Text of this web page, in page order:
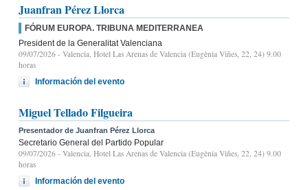
Juanfran Pérez Llorca
FÓRUM EUROPA. TRIBUNA MEDITERRANEA
President de la Generalitat Valenciana
09/07/2026 - Valencia, Hotel Las Arenas de Valencia (Eugènia Viñes, 22, 24) 9.00
horas
Información del evento
Miguel Tellado Filgueira
Presentador de Juanfran Pérez Llorca
Secretario General del Partido Popular
09/07/2026 - Valencia, Hotel Las Arenas de Valencia (Eugènia Viñes, 22, 24) 9.00
horas
Información del evento